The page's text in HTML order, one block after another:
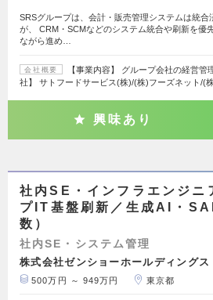
SRSグループは、会計・販売管理システムは統合
が、 CRM・SCMなどのシステム統合や刷新を優
ながら進め…
会社概要
【事業内容】 グループ会社の経営
社】 サトフードサービス(株)/(株)フーズネット/(
興味あり
社内SE・インフラエンジニ
プIT基盤刷新／生成AI・
数）
社内SE・システム管理
株式会社ゼンショーホールディングス
500万円 ～ 949万円 東京都